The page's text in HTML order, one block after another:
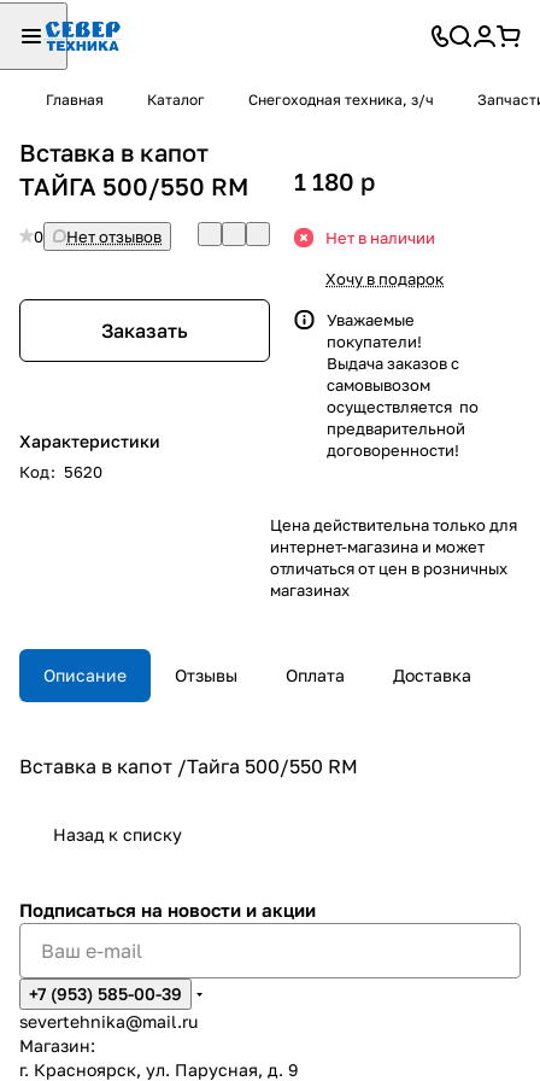
Главная Каталог Снегоходная техника, з/ч
Вставка в капот
ТАЙГА 500/550 RM
0 Нет отзывов
Заказать
Характеристики
Код: 5620
1 180 p
Нет в наличии
Хочу в подарок
Уважаемые
покупатели!
Выдача заказов с
самовывозом
осуществляется по
предварительной
договоренности!
Цена действительна только для
интернет-магазина и может
отличаться от цен в розничных
магазинах
Описание Отзывы Оплата Доставка
Вставка в капот /Тайга 500/550 RM
Назад к списку
Подписаться на новости и акции
+7 (953) 585-00-39
severtehnika@mail.ru
Магазин:
г. Красноярск, ул. Парусная, д. 9